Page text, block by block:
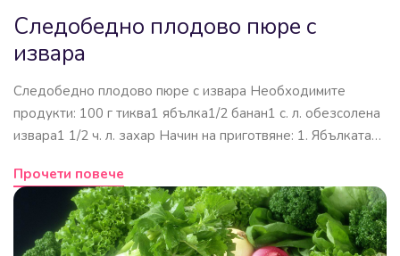
Следобедно плодово пюре с
извара
Следобедно плодово пюре с извара Необходимите
продукти: 100 г тиква1 ябълка1/2 банан1 с. л. обезсолена
извара1 1/2 ч. л. захар Начин на приготвяне: 1. Ябълката…
Прочети повече